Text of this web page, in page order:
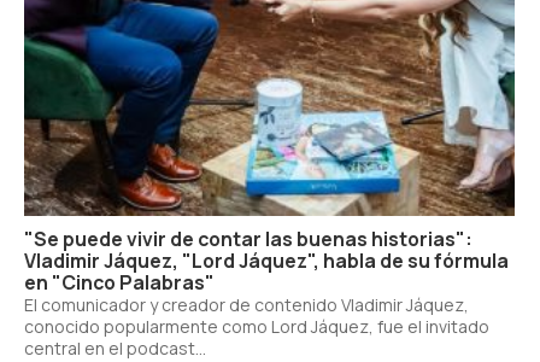
"Se puede vivir de contar las buenas historias":
Vladimir Jáquez, "Lord Jáquez", habla de su fórmula
en "Cinco Palabras"
El comunicador y creador de contenido Vladimir Jáquez,
conocido popularmente como Lord Jáquez, fue el invitado
central en el podcast...